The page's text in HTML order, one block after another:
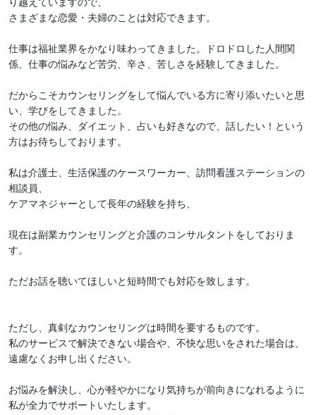
さまざまな恋愛・夫婦のことは対応できます。
仕事は福祉業界をかなり味わってきました。ドロドロした人間関
係、仕事の悩みなど苦労、辛さ、苦しさを経験してきました。
だからこそカウンセリングをして悩んでいる方に寄り添いたいと思
い、学びをしてきました。
その他の悩み、ダイエット、占いも好きなので、話したい！という
方はお待ちしております。
私は介護士、生活保護のケースワーカー、訪問看護ステーションの
相談員、
ケアマネジャーとして長年の経験を持ち、
現在は副業カウンセリングと介護のコンサルタントをしておりま
す。
ただお話を聴いてほしいと短時間でも対応を致します。
ただし、真剣なカウンセリングは時間を要するものです。
私のサービスで解決できない場合や、不快な思いをされた場合は、
遠慮なくお申し出ください。
お悩みを解決し、心が軽やかになり気持ちが前向きになれるように
私が全力でサポートいたします。